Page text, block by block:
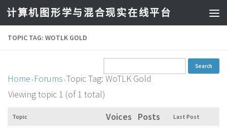
计算机图形学与混合现实在线平台
TOPIC TAG: WOTLK GOLD
Home › Forums ›Topic Tag: WoTLK Gold
Viewing topic 1 (of 1 total)
Topic Voices Posts Last Post